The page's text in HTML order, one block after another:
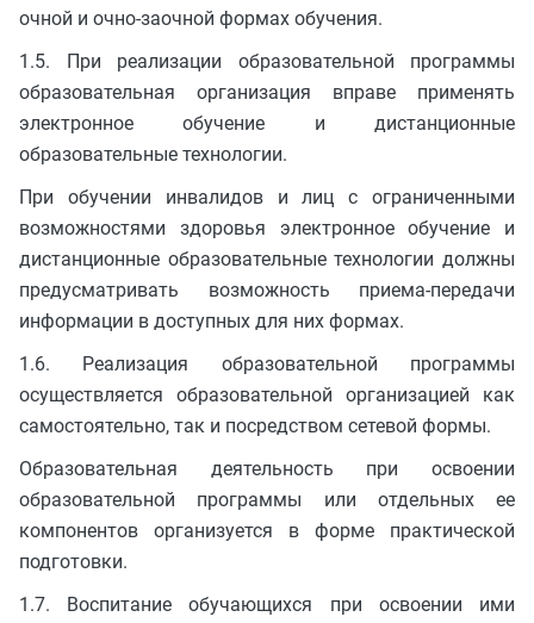
очной и очно-заочной формах обучения.
1.5. При реализации образовательной программы
образовательная организация вправе применять
электронное обучение и дистанционные
образовательные технологии.
При обучении инвалидов и лиц с ограниченными
возможностями здоровья электронное обучение и
дистанционные образовательные технологии должны
предусматривать возможность приема-передачи
информации в доступных для них формах.
1.6. Реализация образовательной программы
осуществляется образовательной организацией как
самостоятельно, так и посредством сетевой формы.
Образовательная деятельность при освоении
образовательной программы или отдельных ее
компонентов организуется в форме практической
подготовки.
1.7. Воспитание обучающихся при освоении ими